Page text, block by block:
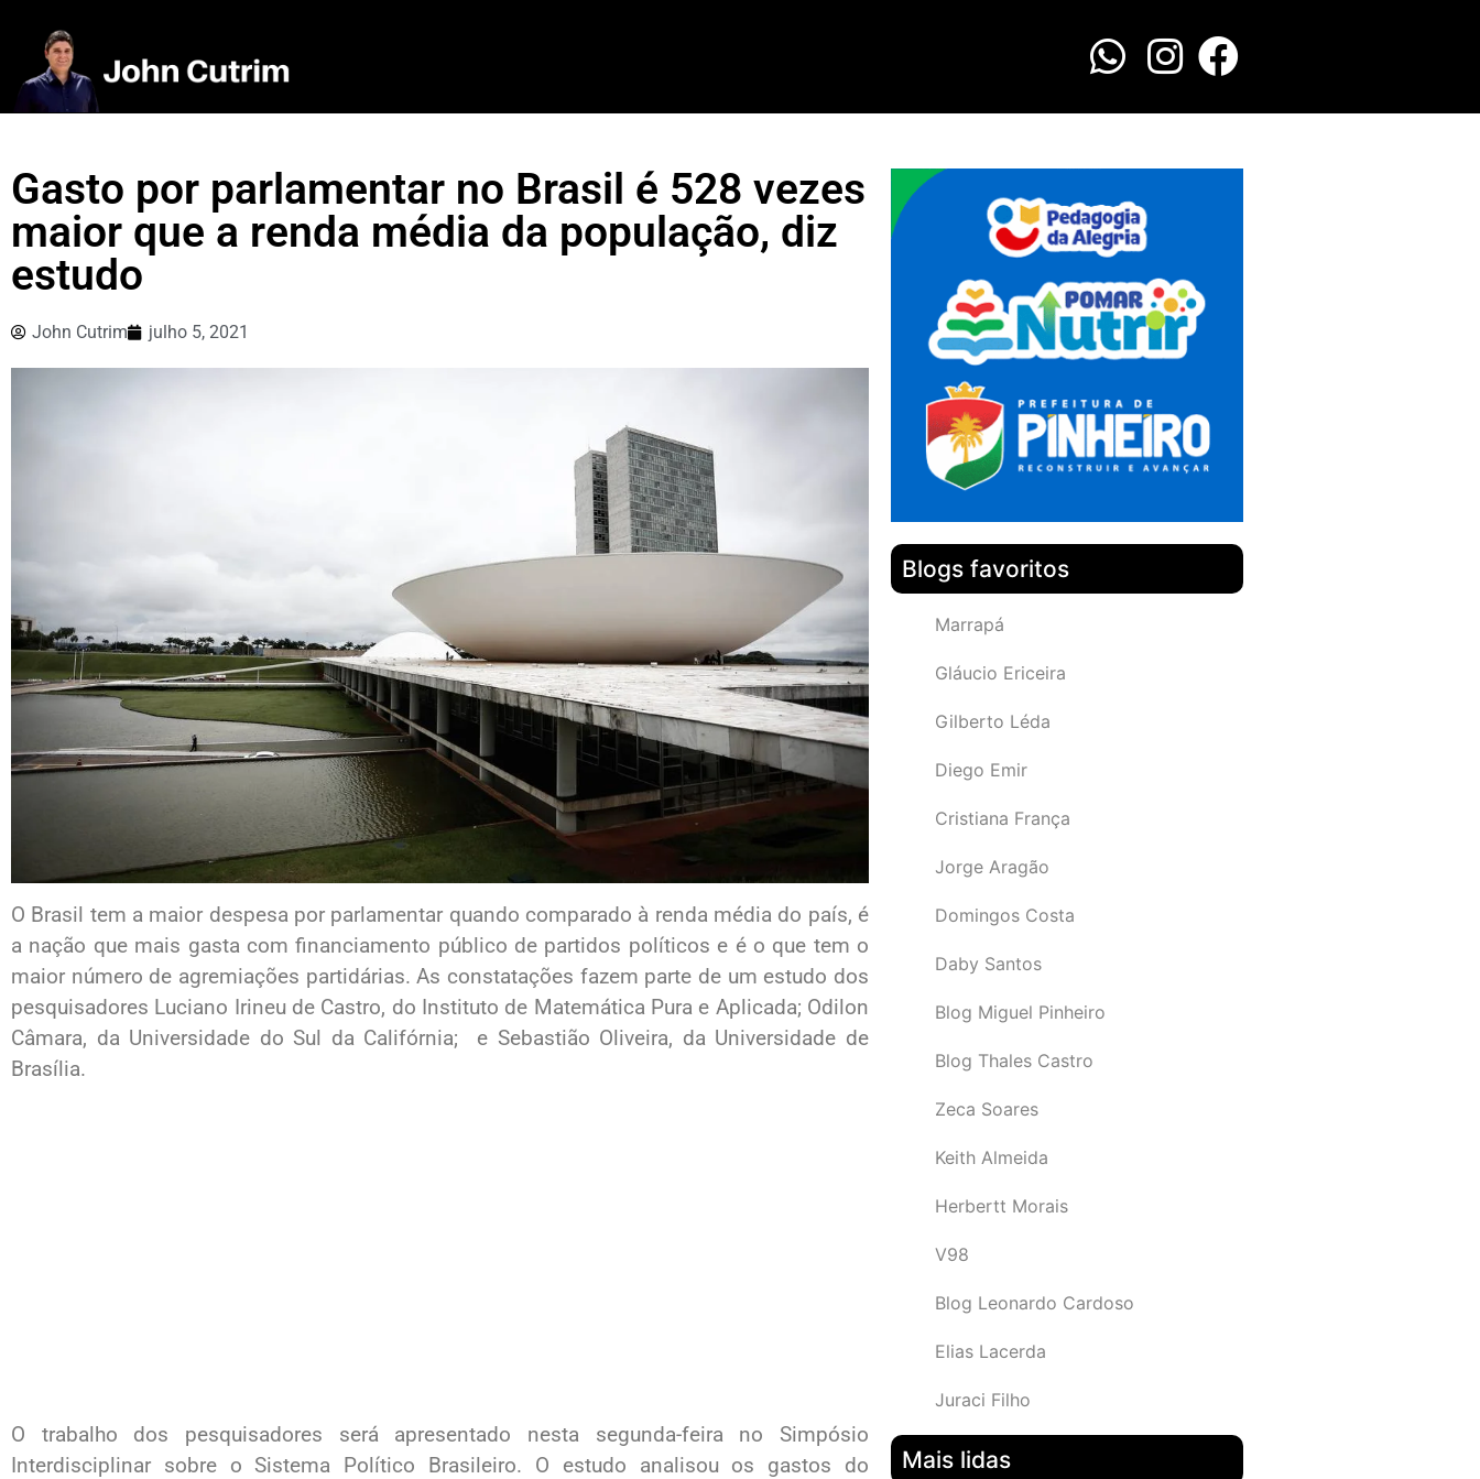
Gasto por parlamentar no Brasil é 528 vezes
maior que a renda média da população, diz
estudo
John Cutrim julho 5, 2021
O Brasil tem a maior despesa por parlamentar quando comparado à renda média do país, é
a nação que mais gasta com financiamento público de partidos políticos e é o que tem o
maior número de agremiações partidárias. As constatações fazem parte de um estudo dos
pesquisadores Luciano Irineu de Castro, do Instituto de Matemática Pura e Aplicada; Odilon
Câmara, da Universidade do Sul da Califórnia; e Sebastião Oliveira, da Universidade de
Brasília.
O trabalho dos pesquisadores será apresentado nesta segunda-feira no Simpósio
Interdisciplinar sobre o Sistema Político Brasileiro. O estudo analisou os gastos do
Blogs favoritos
Marrapá
Gláucio Ericeira
Gilberto Léda
Diego Emir
Cristiana França
Jorge Aragão
Domingos Costa
Daby Santos
Blog Miguel Pinheiro
Blog Thales Castro
Zeca Soares
Keith Almeida
Herbertt Morais
V98
Blog Leonardo Cardoso
Elias Lacerda
Juraci Filho
Mais lidas